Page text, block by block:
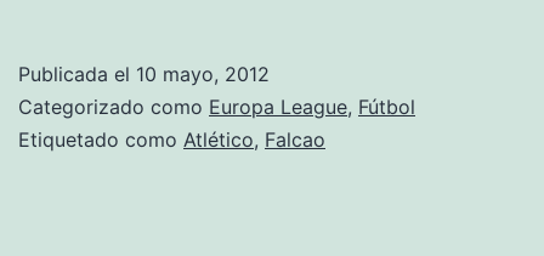
Publicada el 10 mayo, 2012
Categorizado como Europa League, Fútbol
Etiquetado como Atlético, Falcao